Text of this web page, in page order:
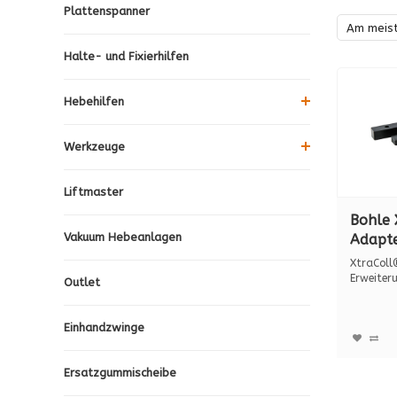
Plattenspanner
Halte- und Fixierhilfen
Hebehilfen
Werkzeuge
Liftmaster
Vakuum Hebeanlagen
Outlet
Einhandzwinge
Ersatzgummischeibe
Am
Bohle